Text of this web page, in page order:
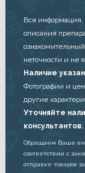
Вся информация,
описания
неточности и не
Наличие
Фотографии и
другие
Уточняйте
консультантов.
Обращаем Ваше
соответствии с
отправке товаров